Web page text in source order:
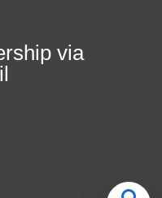
via